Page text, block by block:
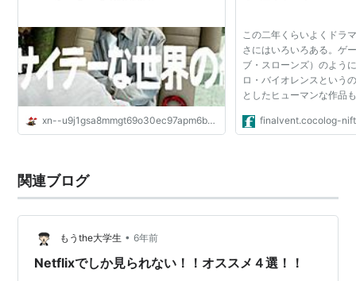
xn--u9j1gsa8mmgt69o30ec97apm6bpb9b.com
この二年くらいよくドラ
さにはいろいろある。ゲ
ブ・スローンズ）のよう
ロ・バイオレンスという
としたヒューマンな作品
とだけど、最近見た作品
finalvent.cocolog-
関連ブログ
もうthe大学生 • 6年前
Netflixでしか見られない！！オススメ４選！！